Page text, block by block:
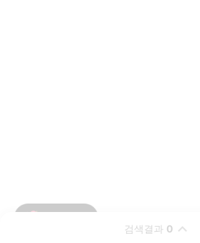
검색결과 0